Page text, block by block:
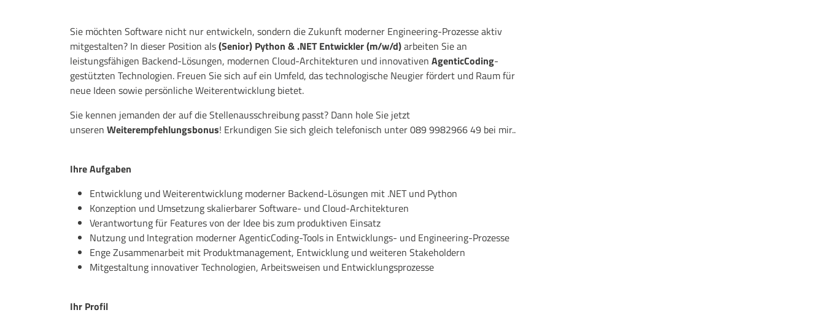
Sie möchten Software nicht nur entwickeln, sondern die Zukunft moderner Engineering-Prozesse aktiv
mitgestalten? In dieser Position als(Senior) Python & .NET Entwickler (m/w/d)arbeiten Sie an
leistungsfähigen Backend-Lösungen, modernen Cloud-Architekturen und innovativen AgenticCoding-
gestützten Technologien. Freuen Sie sich auf ein Umfeld, das technologische Neugier fördert und Raum für
neue Ideen sowie persönliche Weiterentwicklung bietet.
Sie kennen jemanden der auf die Stellenausschreibung passt? Dann hole Sie jetzt
unseren Weiterempfehlungsbonus! Erkundigen Sie sich gleich telefonisch unter 089 9982966 49 bei mir..
Ihre Aufgaben
Entwicklung und Weiterentwicklung moderner Backend-Lösungen mit .NET und Python
Konzeption und Umsetzung skalierbarer Software- und Cloud-Architekturen
Verantwortung für Features von der Idee bis zum produktiven Einsatz
Nutzung und Integration modernerAgenticCoding-Tools in Entwicklungs- und Engineering-Prozesse
Enge Zusammenarbeit mit Produktmanagement, Entwicklung und weiteren Stakeholdern
Mitgestaltung innovativer Technologien, Arbeitsweisen und Entwicklungsprozesse
Ihr Profil